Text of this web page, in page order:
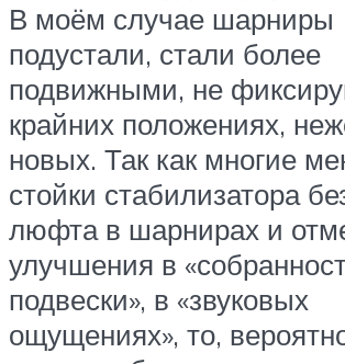
В моём случае шарниры
подустали, стали более
подвижными, не
крайних положениях,
новых. Так как многие
стойки стабилизатора
люфта в шарнирах и
улучшения в
подвески», в «звуковых
ощущениях», то,